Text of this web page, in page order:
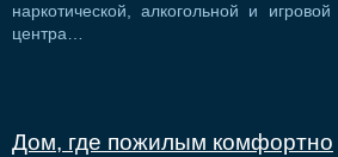
наркотической, алкогольной и
центра…
Дом, где пожилым комфортно